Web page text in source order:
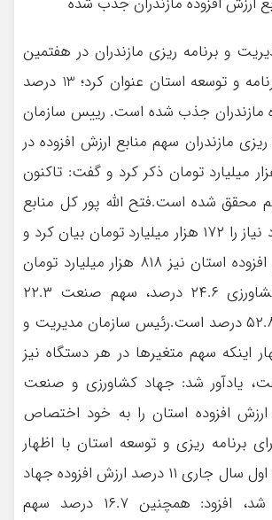
و برنامه ریزی مازندران در هفتمین
نشست شورای برنامه و توسعه استان عنوان کرد؛ 13 درصد
مازندران جذب شده است. رییس سازمان
مازندران سهم منابع ارزش افزوده در
را ۸۱۸ هزار میلیارد تومان ذکر کرد و گفت: تاکنون
محقق شده است.فتح الله پور کل منابع
سرمایه‌گذاری مورد نیاز را ۱۷۲ هزار میلیارد تومان بیان کرد و
گفت: سهم ارزش افزوده استان نیز ۸۱۸ هزار میلیارد تومان
است که سهم کشاورزی ۲۴.۶ درصد، سهم صنعت ۲۲.۳
درصد و خدمات ۵۲.۸ درصد است.رئیس سازمان مدیریت و
اینکه سهم متغیرها در هر دستگاه نیز
یادآور شد: جهاد کشاورزی و صنعت
درصد ارزش افزوده استان را به خود اختصاص
برنامه ریزی و توسعه استان با اظهار
اینکه در سه ماهه اول سال جاری ۱۱ درصد ارزش افزوده جهاد
کشاورزی محقق شد، افزود: همچنین ۱۶.۷ درصد سهم